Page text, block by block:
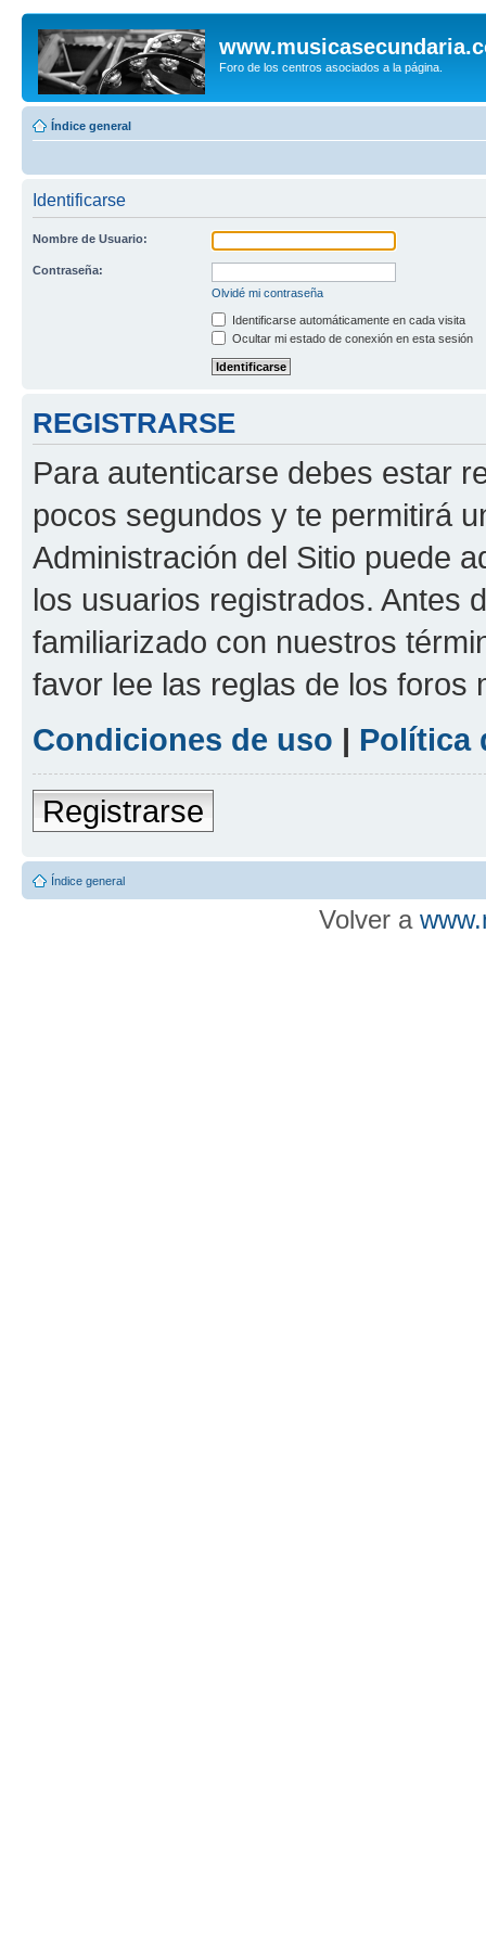
Foro de los centros asociados a la página.
Índice general
Identificarse
Nombre de Usuario:
Contraseña:
Olvidé mi contraseña
Identificarse automáticamente en cada visita
Ocultar mi estado de conexión en esta sesión
REGISTRARSE
Para autenticarse debes estar
pocos segundos y te permitirá
Administración del Sitio puede
los usuarios registrados. Antes
familiarizado con nuestros
favor lee las reglas de los foros
Condiciones de uso | Política
Registrarse
Índice general
Volver a